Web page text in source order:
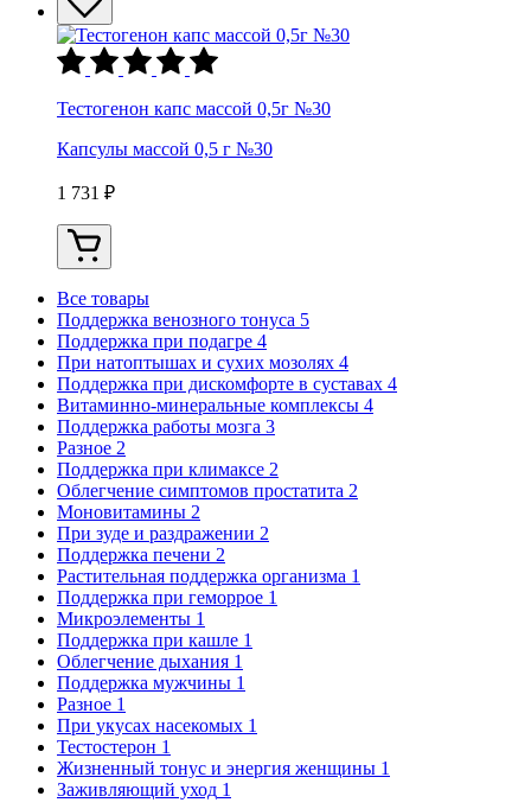
Тестогенон капс массой 0,5г №30
Капсулы массой 0,5 г №30
1 731 ₽
Все товары
Поддержка венозного тонуса 5
Поддержка при подагре 4
При натоптышах и сухих мозолях 4
Поддержка при дискомфорте в суставах 4
Витаминно-минеральные комплексы 4
Поддержка работы мозга 3
Разное 2
Поддержка при климаксе 2
Облегчение симптомов простатита 2
Моновитамины 2
При зуде и раздражении 2
Поддержка печени 2
Растительная поддержка организма 1
Поддержка при геморрое 1
Микроэлементы 1
Поддержка при кашле 1
Облегчение дыхания 1
Поддержка мужчины 1
Разное 1
При укусах насекомых 1
Тестостерон 1
Жизненный тонус и энергия женщины 1
Заживляющий уход 1